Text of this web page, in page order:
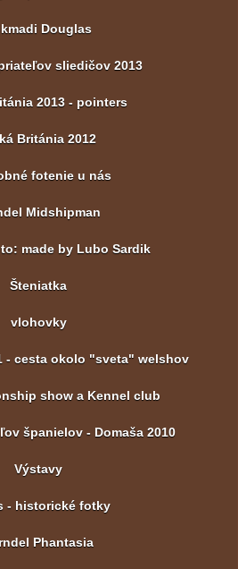
Douglas
sliedičov 2013
2013 - pointers
Británia 2012
fotenie u nás
Midshipman
made by Lubo Sardik
Šteniatka
vlohovky
- cesta okolo "sveta" welshov
show a Kennel club
španielov - Domaša 2010
Výstavy
- historické fotky
Phantasia